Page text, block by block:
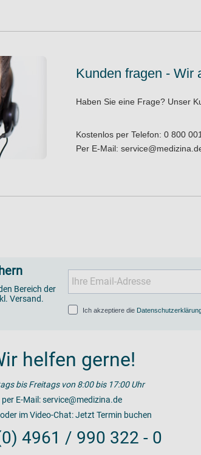
Kunden fragen - Wir
Haben Sie eine Frage? Unser
Kostenlos per Telefon:0 800
Per E-Mail:
Bereich der
Versand.
Ich akzeptiere die
helfen gerne!
bis Freitags von 8:00 bis 17:00 Uhr
per E-Mail:service@medizina.de
im Video-Chat:Jetzt Termin buchen
4961 / 990 322 - 0